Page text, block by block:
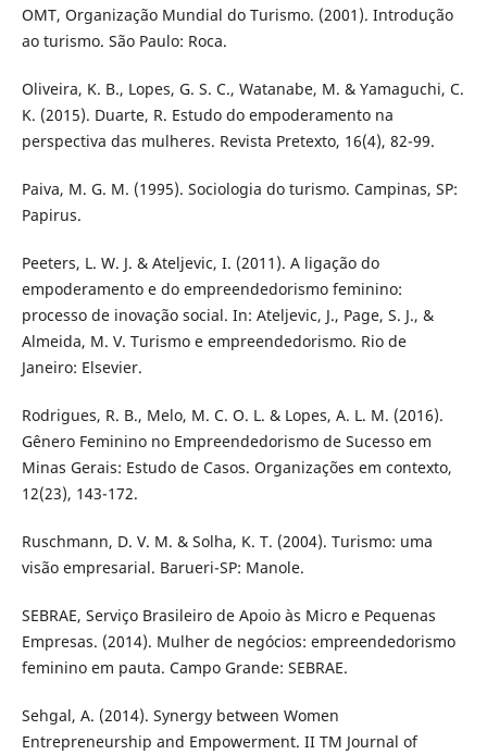
OMT, Organização Mundial do Turismo. (2001). Introdução
ao turismo. São Paulo: Roca.
Oliveira, K. B., Lopes, G. S. C., Watanabe, M. & Yamaguchi, C.
K. (2015). Duarte, R. Estudo do empoderamento na
perspectiva das mulheres. Revista Pretexto, 16(4), 82-99.
Paiva, M. G. M. (1995). Sociologia do turismo. Campinas, SP:
Papirus.
Peeters, L. W. J. & Ateljevic, I. (2011). A ligação do
empoderamento e do empreendedorismo feminino:
processo de inovação social. In: Ateljevic, J., Page, S. J., &
Almeida, M. V. Turismo e empreendedorismo. Rio de
Janeiro: Elsevier.
Rodrigues, R. B., Melo, M. C. O. L. & Lopes, A. L. M. (2016).
Gênero Feminino no Empreendedorismo de Sucesso em
Minas Gerais: Estudo de Casos. Organizações em contexto,
12(23), 143-172.
Ruschmann, D. V. M. & Solha, K. T. (2004). Turismo: uma
visão empresarial. Barueri-SP: Manole.
SEBRAE, Serviço Brasileiro de Apoio às Micro e Pequenas
Empresas. (2014). Mulher de negócios: empreendedorismo
feminino em pauta. Campo Grande: SEBRAE.
Sehgal, A. (2014). Synergy between Women
Entrepreneurship and Empowerment. II TM Journal of